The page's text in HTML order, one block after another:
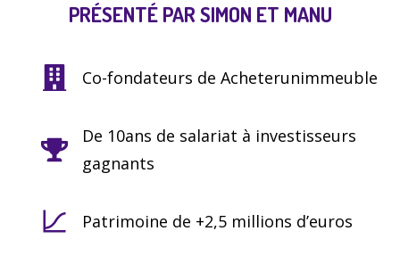
PRÉSENTÉ PAR SIMON ET MANU
Co-fondateurs de Acheterunimmeuble
De 10ans de salariat à investisseurs
gagnants
Patrimoine de +2,5 millions d’euros